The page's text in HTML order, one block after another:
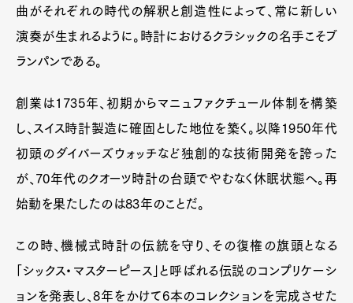
曲がそれぞれの時代の解釈と創造性によって、常に新しい
演奏が生まれるように。時計におけるクラシックの名手こそブ
ランパンである。
創業は1735年、初期からマニュファクチュール体制を構築
し、スイス時計製造に確固とした地位を築く。以降1950年代
初頭のダイバーズウォッチなど独創的な技術開発を誇った
が、70年代のクオーツ時計の台頭でやむなく休眠状態へ。再
始動を果たしたのは83年のことだ。
この時、機械式時計の伝統を守り、その復権の旗頭となる
「シックス・マスターピース」と呼ばれる伝説のコンプリケーシ
ョンを発表し、8年をかけて6本のコレクションを完成させた